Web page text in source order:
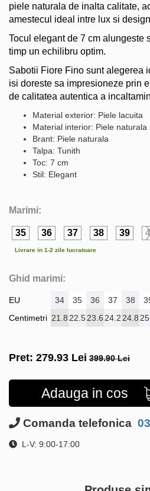
piele naturala de inalta calitate,
amestecul ideal intre lux si
Tocul elegant de 7 cm alungeste
timp un echilibru optim.
Sabotii Fiore Fino sunt alegerea
isi doreste sa impresioneze prin
de calitatea autentica a
Material exterior: Piele lacuita
Material interior: Piele naturala
Brant: Piele naturala
Talpa: Tunith
Toc: 7 cm
Stil: Elegant
Marimi:
35 36 37 38 39
Livrare in 1-2 zile lucratoare
Ghid marimi:
EU
Centimetri
34 35 36 37 38
21.8 22.523.6 24.2 24.8
Pret: 279.93 Lei 399.90 Lei
Adauga in cos
Comanda telefonica
L-V: 9:00-17:00